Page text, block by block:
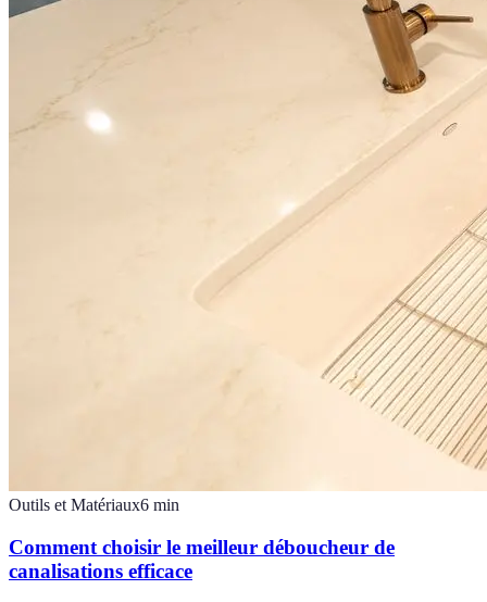
Outils et Matériaux6 min
Comment choisir le meilleur déboucheur de
canalisations efficace